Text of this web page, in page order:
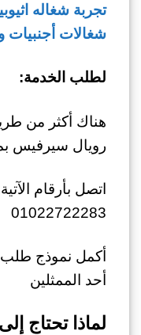
تجربة شغاله
شغالات
لطلب الخدمة:
هناك أكثر من
رويال سيرفيس
01022722283
أكمل نموذج طلب
أحد الممثلين
لماذا تحتاج